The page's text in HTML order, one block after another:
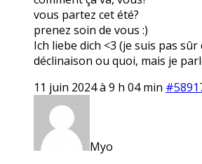
vous partez cet été?
prenez soin de vous :)
Ich liebe dich <3 (je suis pas
déclinaison ou quoi, mais je
11 juin 2024 à 9 h 04 min
Myo